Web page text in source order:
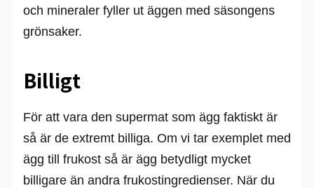
och mineraler fyller ut äggen med säsongens
grönsaker.
Billigt
För att vara den supermat som ägg faktiskt är
så är de extremt billiga. Om vi tar exemplet med
ägg till frukost så är ägg betydligt mycket
billigare än andra frukostingredienser. När du